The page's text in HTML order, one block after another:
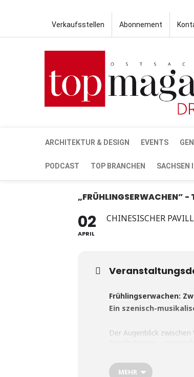
Verkaufsstellen Abonnement
ARCHITEKTUR & DESIGN EVENTS
PODCAST TOP BRANCHEN SACHSEN
„FRÜHLINGSERWACHEN” -
02
APRIL
CHINESISCHER
Frühlingserwachen:
Ein szenisch-
Der Augenblick
in die
Gäste an diesem Abend
MEHR